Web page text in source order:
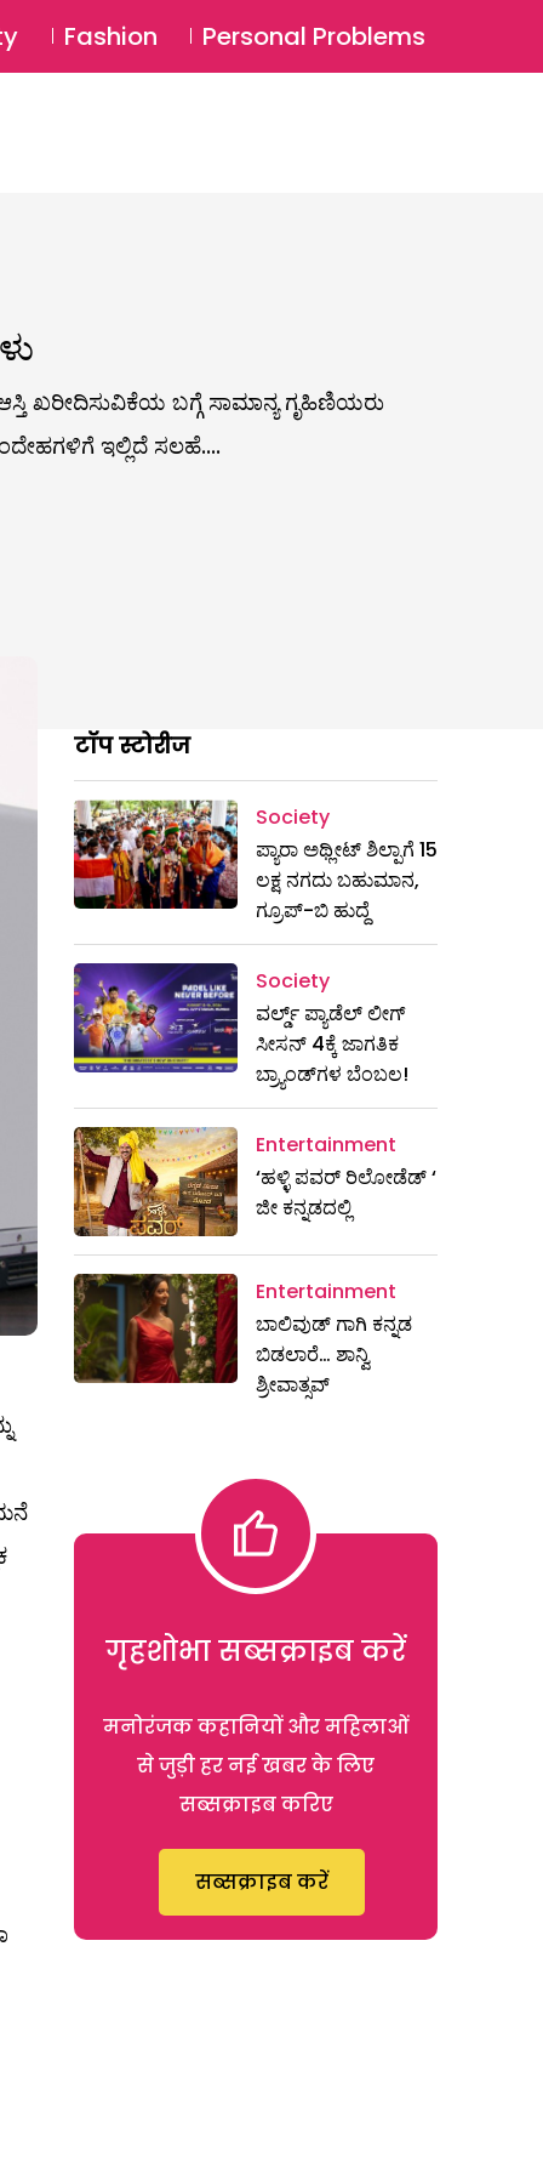
Login ⚲
Fashion Personal Problems
ಖರೀದಿಸುವಿಕೆಯ ಬಗ್ಗೆ ಸಾಮಾನ್ಯ ಗೃಹಿಣಿಯರು
ಇಲ್ಲಿದೆ ಸಲಹೆ....
टॉप स्टोरीज
Society
ಪ್ಯಾರಾ ಅಥ್ಲೀಟ್ ಶಿಲ್ಪಾಗೆ 15
ಲಕ್ಷ ನಗದು ಬಹುಮಾನ,
ಗ್ರೂಪ್-ಬಿ ಹುದ್ದೆ
Society
ವರ್ಲ್ಡ್ ಪ್ಯಾಡೆಲ್ ಲೀಗ್
ಸೀಸನ್ 4ಕ್ಕೆ ಜಾಗತಿಕ
ಬ್ರ್ಯಾಂಡ್‌ಗಳ ಬೆಂಬಲ!
Entertainment
‘ಹಳ್ಳಿ ಪವರ್ ರಿಲೋಡೆಡ್ ‘
ಜೀ ಕನ್ನಡದಲ್ಲಿ
Entertainment
ಬಾಲಿವುಡ್ ಗಾಗಿ ಕನ್ನಡ
ಬಿಡಲಾರೆ… ಶಾನ್ವಿ
ಶ್ರೀವಾತ್ಸವ್
गृहशोभा सब्सक्राइब करें
मनोरंजक कहानियों और महिलाओं
से जुड़ी हर नई खबर के लिए
सब्सक्राइब करिए
सब्सक्राइब करें